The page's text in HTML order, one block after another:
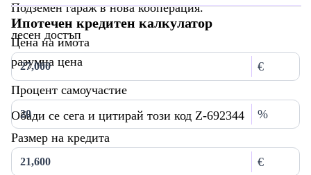
Подземен гараж в нова кооперация.
лесен достъп
разумна цена
Обади се сега и цитирай този код Z-692344
Ипотечен кредитен калкулатор
Цена на имота
€
Процент самоучастие
%
Размер на кредита
€